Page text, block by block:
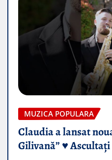
MUZICA POPULARA
Claudia a lansat
Gilivană” ♥️ Ascultați